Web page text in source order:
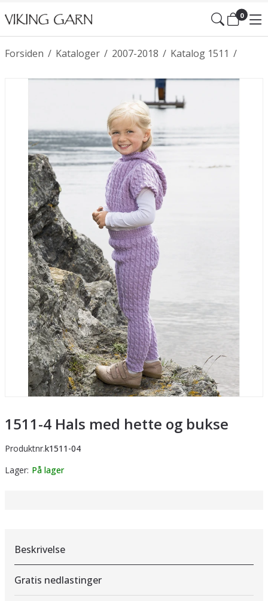
0
/
Forsiden /
Kataloger /
2007-2018 /
Katalog 1511
1511-4 Hals med hette og bukse
Produktnr.k1511-04
Lager På lager
Beskrivelse
Gratis nedlastinger